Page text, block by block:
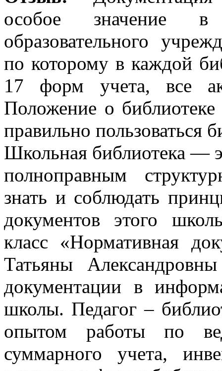
особое значение в
образовательного
по которому в каждой
17 форм учета, все
Положение о
правильно пользоваться
Школьная библиотека —
полноправным
знать и соблюдать
документов этого
класс «Нормативная
Татьяны
документации в
школы. Педагог –
опытом работы по
суммарного учета,